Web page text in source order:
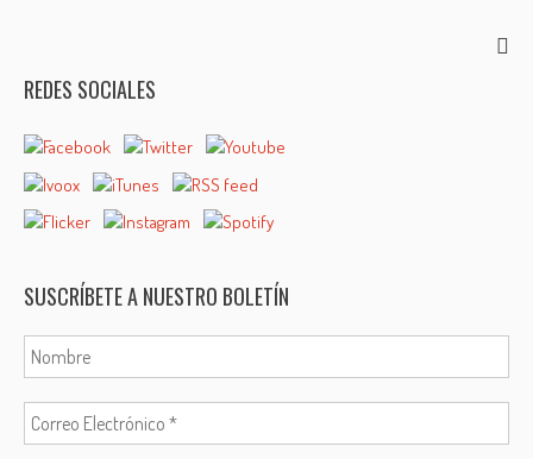
REDES SOCIALES
SUSCRÍBETE A NUESTRO BOLETÍN